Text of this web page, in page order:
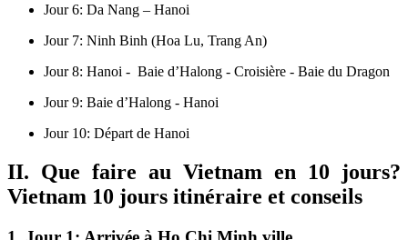
Jour 6: Da Nang – Hanoi
Jour 7: Ninh Binh (Hoa Lu, Trang An)
Jour 8: Hanoi - Baie d’Halong - Croisière - Baie du Dragon
Jour 9: Baie d’Halong - Hanoi
Jour 10: Départ de Hanoi
II. Que faire au Vietnam en 10 jours?
Vietnam 10 jours itinéraire et conseils